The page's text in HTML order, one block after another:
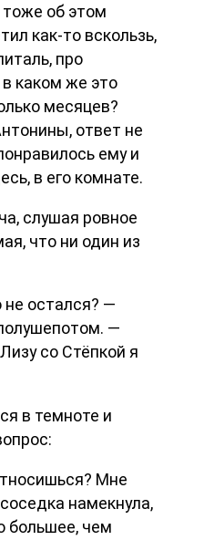
об этом
как-то вскользь,
про
каком же это
месяцев?
ответ не
ему и
в его комнате.
слушая ровное
что ни один из
остался? —
—
со Стёпкой я
в темноте и
Мне
намекнула,
большее, чем